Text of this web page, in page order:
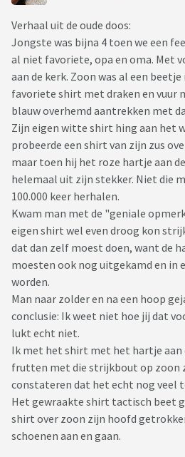
Verhaal uit de oude doos:
Jongste was bijna 4 toen we een
al niet favoriete, opa en oma. Met
aan de kerk. Zoon was al een
favoriete shirt met draken en vuur
blauw overhemd aantrekken met
Zijn eigen witte shirt hing aan het
probeerde een shirt van zijn zus
maar toen hij het roze hartje aan
helemaal uit zijn stekker. Niet die
100.000 keer herhalen.
Kwam man met de "geniale
eigen shirt wel even droog kon
dat dan zelf moest doen, want de
moesten ook nog uitgekamd en in
worden.
Man naar zolder en na een hoop
conclusie: Ik weet niet hoe jij dat
lukt echt niet.
Ik met het shirt met het hartje aan
frutten met die strijkbout op zoon
constateren dat het echt nog veel
Het gewraakte shirt tactisch beet
shirt over zoon zijn hoofd
schoenen aan en gaan.